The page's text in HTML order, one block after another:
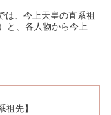
は、今上天皇の直系祖
と、各人物から今上
祖先】